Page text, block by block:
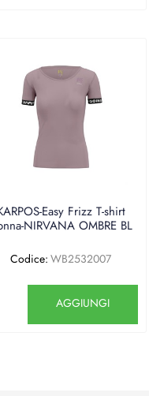
Easy Frizz T-shirt
NIRVANA OMBRE BL
Codice: WB2532007
AGGIUNGI